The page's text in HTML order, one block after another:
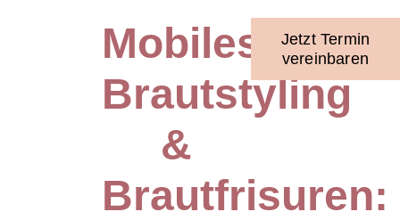
Mobiles
Brautstyling
&
Brautfrisuren:
Jetzt Termin
vereinbaren